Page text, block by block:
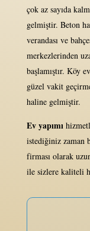
çok az sayıda
gelmiştir. Beton
verandası ve
merkezlerinden
başlamıştır. Köy
güzel vakit
haline gelmiştir.
Ev yapımı
istediğiniz zaman
firması olarak
ile sizlere kaliteli